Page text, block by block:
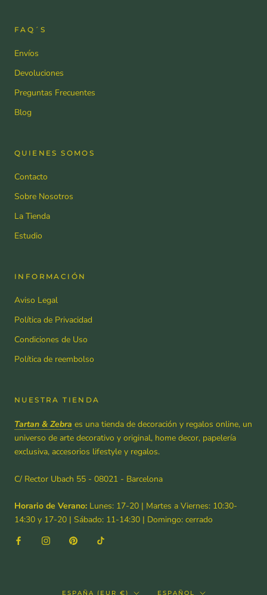
FAQ´S
Envíos
Devoluciones
Preguntas Frecuentes
Blog
QUIENES SOMOS
Contacto
Sobre Nosotros
La Tienda
Estudio
INFORMACIÓN
Aviso Legal
Política de Privacidad
Condiciones de Uso
Política de reembolso
NUESTRA TIENDA
Tartan & Zebra es una tienda de decoración y regalos online, un
universo de arte decorativo y original, home decor, papelería
exclusiva, accesorios lifestyle y regalos.
C/ Rector Ubach 55 - 08021 - Barcelona
Horario de Verano: Lunes: 17-20 | Martes a Viernes: 10:30-
14:30 y 17-20 | Sábado: 11-14:30 | Domingo: cerrado
País/región
ESPAÑA (EUR €) Idioma
ESPAÑOL